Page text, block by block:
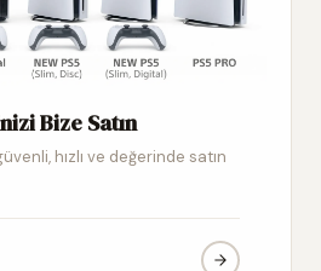
Bize Satın
hızlı ve değerinde satın